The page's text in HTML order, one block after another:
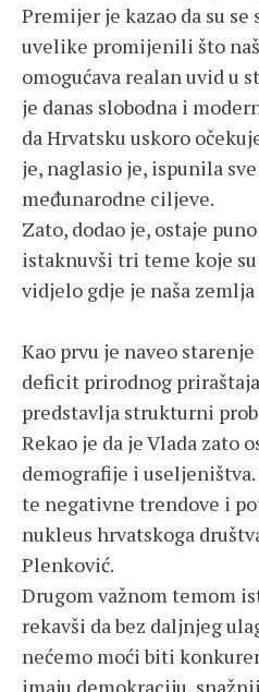
Premijer je kazao da su
uvelike promijenili što
omogućava realan uvid u
je danas slobodna i
da Hrvatsku uskoro
je, naglasio je, ispunila
međunarodne ciljeve.
Zato, dodao je, ostaje
istaknuvši tri teme koje su
vidjelo gdje je naša zemlja
Kao prvu je naveo
deficit prirodnog
predstavlja strukturni
Rekao je da je Vlada zato
demografije i
te negativne trendove i
nukleus hrvatskoga
Plenković.
Drugom važnom temom
rekavši da bez daljnjeg
nećemo moći biti